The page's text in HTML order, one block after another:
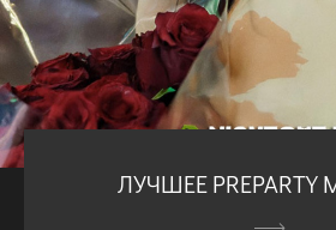
ЛУЧШЕЕ